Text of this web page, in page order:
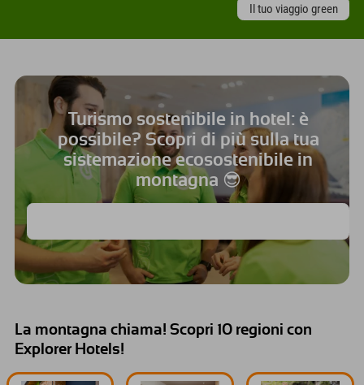
Il tuo viaggio green
Turismo sostenibile in hotel: è
possibile? Scopri di più sulla tua
sistemazione ecosostenibile in
montagna 😎
La montagna chiama! Scopri 10 regioni con
Explorer Hotels!